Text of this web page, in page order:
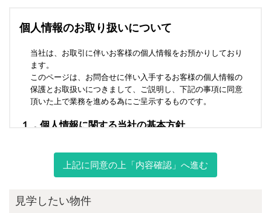
上記に同意の上「内容確認」へ進む
見学したい物件